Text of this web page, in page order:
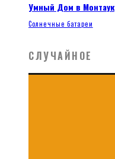
Умный Дом в Монтаук
Солнечные батареи
СЛУЧАЙНОЕ